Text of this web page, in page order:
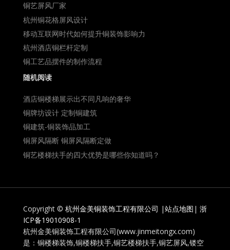
铜艺屏风厂家
杭州铜花格屏风设计
移动互联网时代如何提升铜装饰影响力
杭州酒店铜栏杆定制
铜工艺品摆件的制作流程
随机阅读
酒店铜楼梯展示出不同凡响的奢华
铜牌坊设计 定制铜建筑
铜建筑-铜装饰品加工
铜屏风隔断 铜屏风隔断定做
铜艺楼梯扶手的四大优势是哪些你知道吗？
Copyright © 杭州金美铜装饰工程有限公司 |站点地图 | 浙
ICP备19010908-1
杭州金美铜装饰工程有限公司(www.jinmeitongx.com)
是：铜楼梯装饰,铜楼梯扶手,铜艺楼梯扶手,铜艺屏风,镂空